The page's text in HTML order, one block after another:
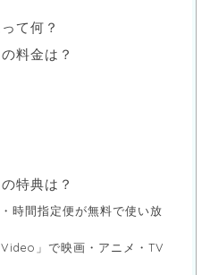
て何？
料金は？
特典は？
時間指定便が無料で使い放
」で映画・アニメ・TV